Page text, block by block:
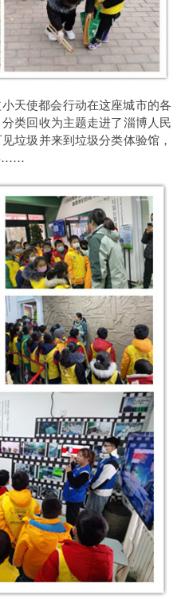
使都会行动在这座城市的各
类回收为主题走进了淄博人民
垃圾并来到垃圾分类体验馆，
……